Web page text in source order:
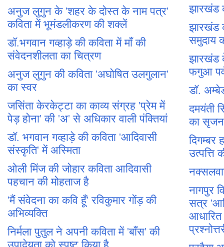
अनुज लुगुन के 'शहर के दोस्त के नाम पत्र'
कविता में भूमंडलीकरण की शक्लें
डॉ.भगवान गव्हाड़े की कविता में माँ की
संवेदनशीलता का चित्रण
अनुज लुगुन की कविता 'अघोषित उलगुलान'
का स्वर
जसिंता केरकेट्टा का काव्य संग्रह 'प्रेम में
पेड़ होना' की 'अ' से अधिकार वाली पंक्तियां
डॉ. भगवान गव्हाड़े की कविता 'आदिवासी
संस्कृति' में अस्मिता
ओली मिंज की जोहार कविता आदिवासी
पहचान की मोहताज है
'मैं संवेदना का कवि हूँ' रविकुमार गोंड़ की
अभिव्यक्ति
निर्मला पुतुल ने अपनी कविता में 'बाँस' की
उपादेयता को स्पष्ट किया है
झारखंड
झारखंड
समुदाय
झारखंड
फगुआ
डॉ.
दमयंती
का
दिगम्बर
उत्पत्ति
नागपुर
सत्र
आधारित